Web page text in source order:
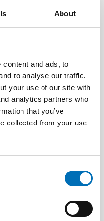
About
content and ads, to
to analyse our traffic.
your use of our site with
analytics partners who
that you’ve
collected from your use